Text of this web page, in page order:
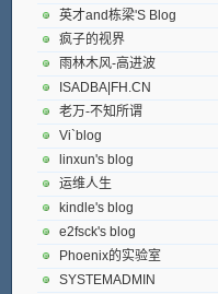
英才and栋梁'S Blog
疯子的视界
雨林木风-高进波
ISADBA|FH.CN
老万-不知所谓
Vi`blog
linxun's blog
运维人生
kindle's blog
e2fsck's blog
Phoenix的实验室
SYSTEMADMIN